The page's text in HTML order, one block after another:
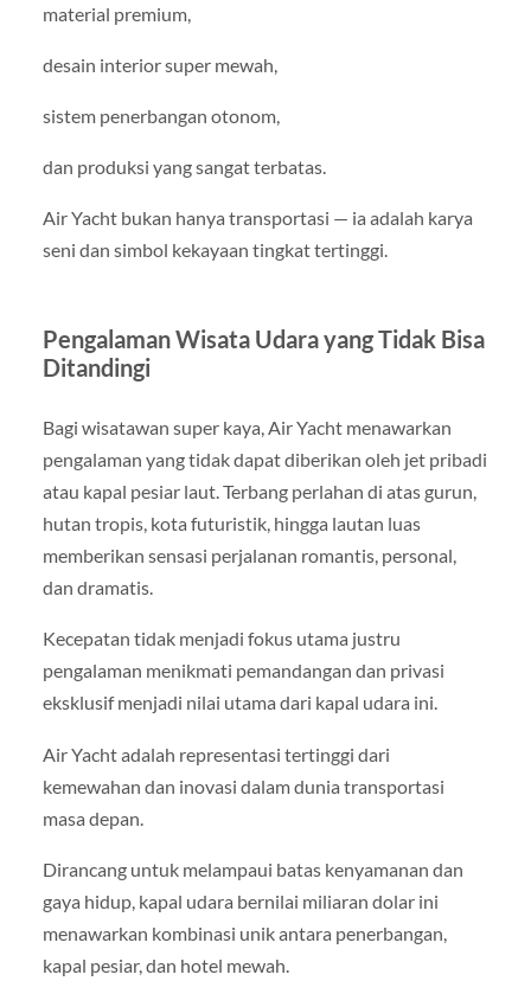
material premium,
desain interior super mewah,
sistem penerbangan otonom,
dan produksi yang sangat terbatas.
Air Yacht bukan hanya transportasi — ia adalah karya
seni dan simbol kekayaan tingkat tertinggi.
Pengalaman Wisata Udara yang Tidak Bisa
Ditandingi
Bagi wisatawan super kaya, Air Yacht menawarkan
pengalaman yang tidak dapat diberikan oleh jet pribadi
atau kapal pesiar laut. Terbang perlahan di atas gurun,
hutan tropis, kota futuristik, hingga lautan luas
memberikan sensasi perjalanan romantis, personal,
dan dramatis.
Kecepatan tidak menjadi fokus utama justru
pengalaman menikmati pemandangan dan privasi
eksklusif menjadi nilai utama dari kapal udara ini.
Air Yacht adalah representasi tertinggi dari
kemewahan dan inovasi dalam dunia transportasi
masa depan.
Dirancang untuk melampaui batas kenyamanan dan
gaya hidup, kapal udara bernilai miliaran dolar ini
menawarkan kombinasi unik antara penerbangan,
kapal pesiar, dan hotel mewah.